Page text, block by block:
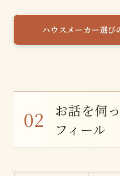
ハウスメーカー選び
お話を伺
フィール